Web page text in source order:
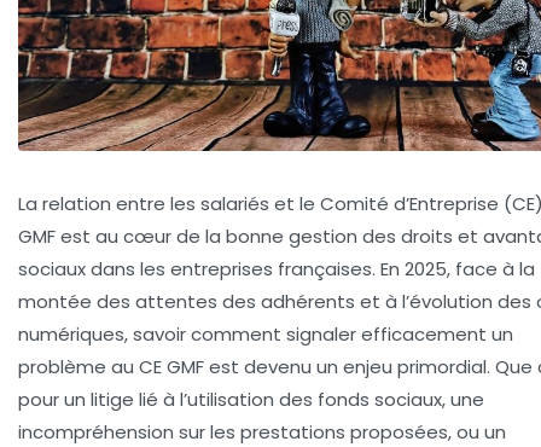
La relation entre les salariés et le Comité d’Entreprise
GMF est au cœur de la bonne gestion des droits et
sociaux dans les entreprises françaises. En 2025, face à la
montée des attentes des adhérents et à l’évolution des
numériques, savoir comment signaler efficacement un
problème au CE GMF est devenu un enjeu primordial.
pour un litige lié à l’utilisation des fonds sociaux, une
incompréhension sur les prestations proposées, ou un